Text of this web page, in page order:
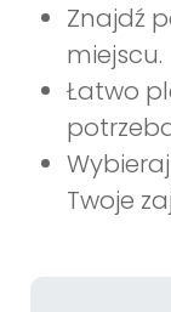
Znajdź
miejscu.
Łatwo
Twoje